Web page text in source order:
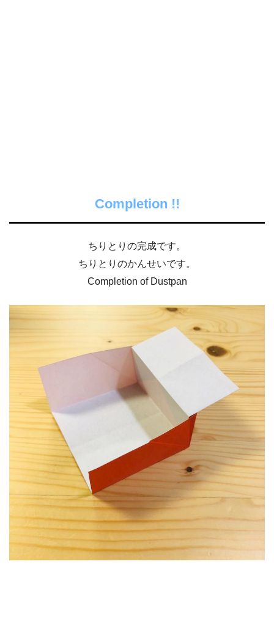
Completion !!
ちりとりの完成です。
ちりとりのかんせいです。
Completion of Dustpan